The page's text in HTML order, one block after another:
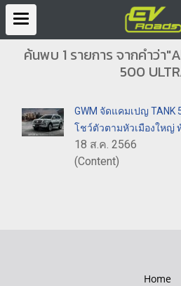
ค้นพบ 1 รายการ จากคำว่า
500
GWM จัดแคมเปญ TANK
โชว์ตัวตามหัวเมืองใหญ่
18 ส.ค. 2566
(Content)
Home